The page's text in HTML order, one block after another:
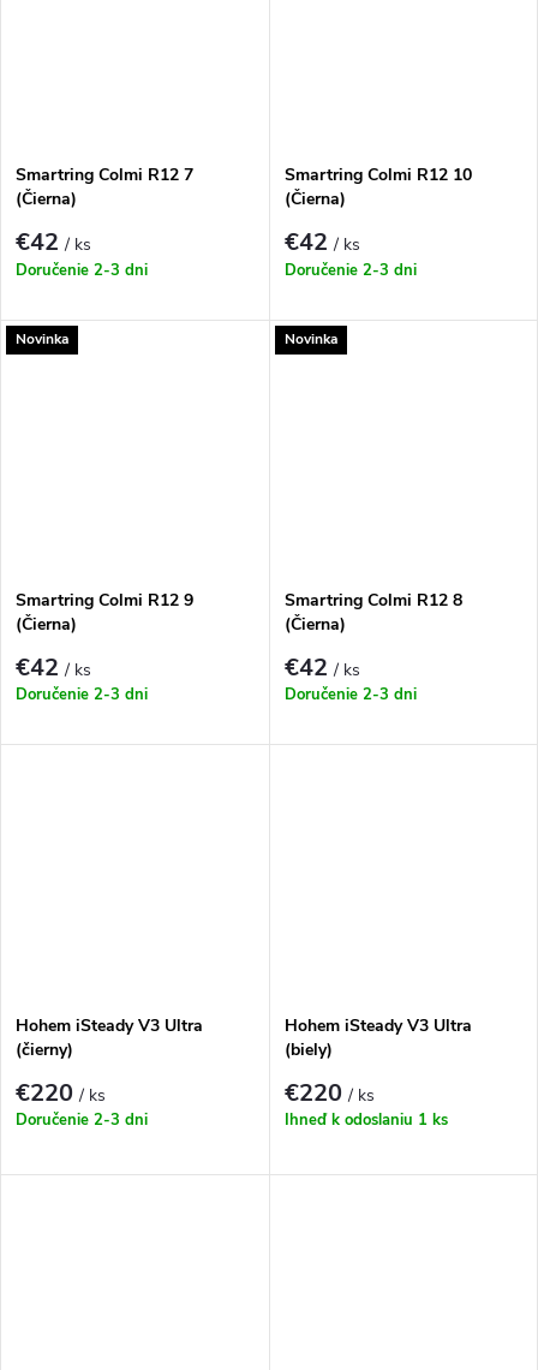
Smartring Colmi R12 7
(Čierna)
€42/ ks
Doručenie 2-3 dni
Smartring Colmi R12 10
(Čierna)
€42/ ks
Doručenie 2-3 dni
Novinka
Smartring Colmi R12 9
(Čierna)
€42/ ks
Doručenie 2-3 dni
Novinka
Smartring Colmi R12 8
(Čierna)
€42/ ks
Doručenie 2-3 dni
Hohem iSteady V3 Ultra
(čierny)
€220/ ks
Doručenie 2-3 dni
Hohem iSteady V3 Ultra
(biely)
€220/ ks
Ihneď k odoslaniu 1 ks